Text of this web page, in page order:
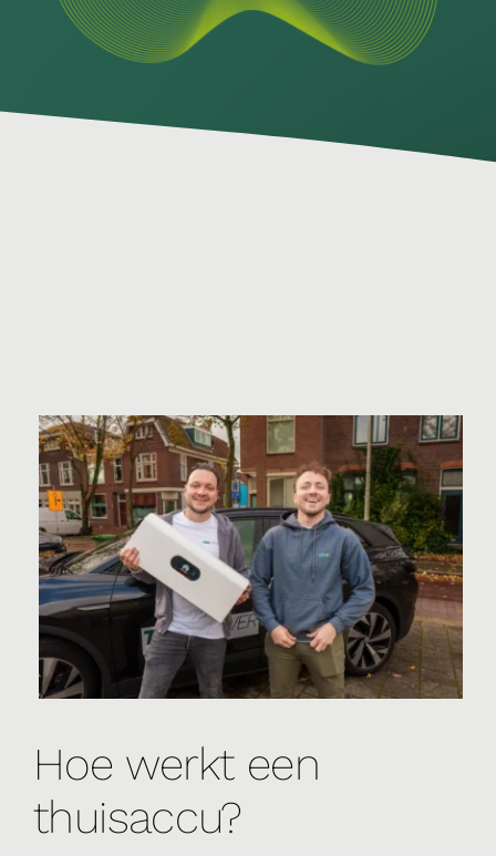
Hoe werkt een
thuisaccu?